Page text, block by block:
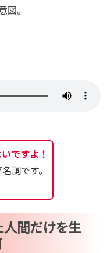
。
ですよ！
詞です。
人間だけを生